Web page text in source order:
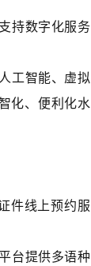
持数字化服务
工智能、虚拟
化、便利化水
件线上预约服
台提供多语种